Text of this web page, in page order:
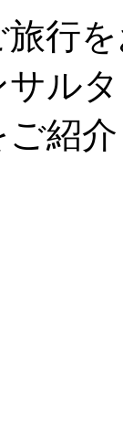
行
ル
ご紹